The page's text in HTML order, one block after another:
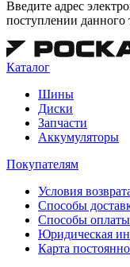
Введите адрес
поступлении данного
Каталог
Шины
Диски
Запчасти
Аккумуляторы
Покупателям
Условия
Способы
Способы оплаты
Юридическая
Карта